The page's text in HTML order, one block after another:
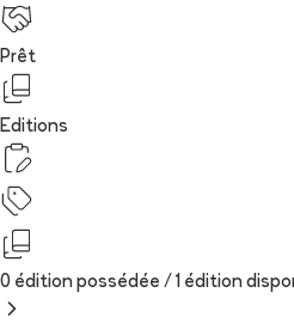
Prêt
Editions
0 édition possédée / 1 édition